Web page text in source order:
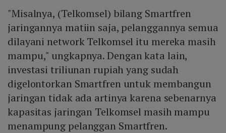
"Misalnya, (Telkomsel) bilang Smartfren
jaringannya matiin saja, pelanggannya semua
dilayani network Telkomsel itu mereka masih
mampu," ungkapnya. Dengan kata lain,
investasi triliunan rupiah yang sudah
digelontorkan Smartfren untuk membangun
jaringan tidak ada artinya karena sebenarnya
kapasitas jaringan Telkomsel masih mampu
menampung pelanggan Smartfren.